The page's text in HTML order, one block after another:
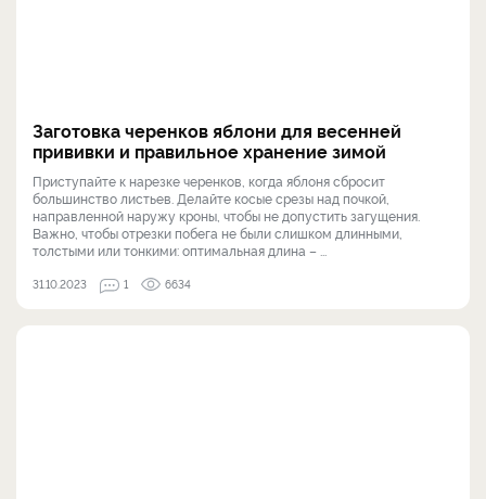
Заготовка черенков яблони для весенней
прививки и правильное хранение зимой
Приступайте к нарезке черенков, когда яблоня сбросит
большинство листьев. Делайте косые срезы над почкой,
направленной наружу кроны, чтобы не допустить загущения.
Важно, чтобы отрезки побега не были слишком длинными,
толстыми или тонкими: оптимальная длина – ...
31.10.2023 1 6634